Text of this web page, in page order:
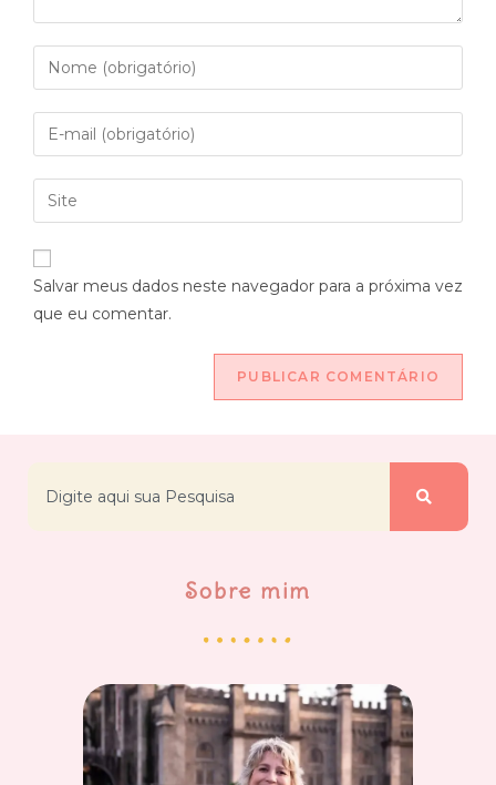
Salvar meus dados neste navegador para a próxima vez
que eu comentar.
Sobre mim